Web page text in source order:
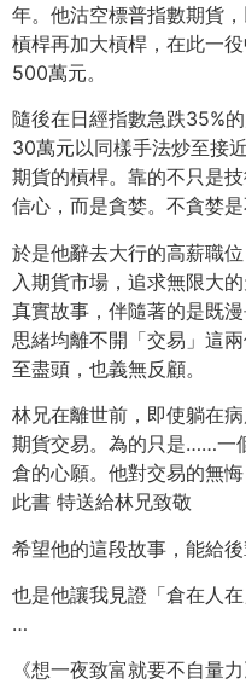
年。他沽空標普指數期貨
槓桿再加大槓桿，在此一
500萬元。
隨後在日經指數急跌35%
30萬元以同樣手法炒至接
期貨的槓桿。靠的不只是
信心，而是貪婪。不貪婪
於是他辭去大行的高薪職
入期貨市場，追求無限大
真實故事，伴隨著的是既
思緒均離不開「交易」這
至盡頭，也義無反顧。
林兄在離世前，即使躺在
期貨交易。為的只是……一
倉的心願。他對交易的無悔
此書 特送給林兄致敬
希望他的這段故事，能給後
也是他讓我見證「倉在人在
…
《想一夜致富就要不自量力